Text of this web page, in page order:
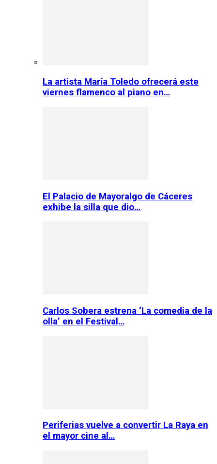
La artista María Toledo ofrecerá este
viernes flamenco al piano en…
El Palacio de Mayoralgo de Cáceres
exhibe la silla que dio…
Carlos Sobera estrena ‘La comedia de la
olla’ en el Festival…
Periferias vuelve a convertir La Raya en
el mayor cine al…